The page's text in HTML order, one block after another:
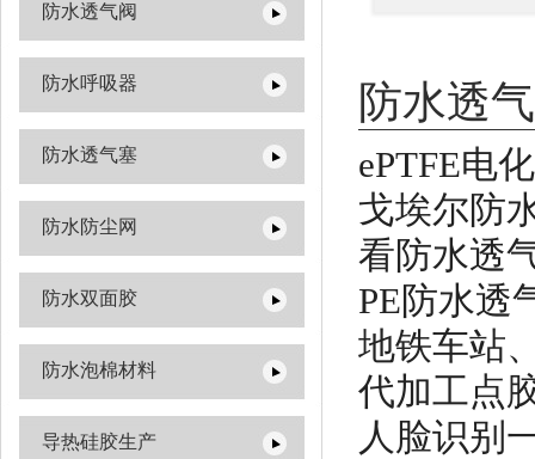
防水透气阀
防水呼吸器
防水透气塞
防水防尘网
防水双面胶
防水泡棉材料
导热硅胶生产
防水透
ePTFE电
戈埃尔防
看防水透
PE防水透
地铁车站
代加工点
人脸识别